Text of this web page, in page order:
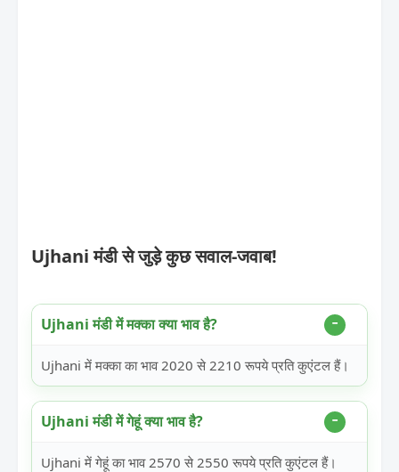
Ujhani मंडी से जुड़े कुछ सवाल-जवाब!
Ujhani मंडी में मक्का क्या भाव है?
Ujhani में मक्का का भाव 2020 से 2210 रूपये प्रति कुएंटल हैं।
Ujhani मंडी में गेहूं क्या भाव है?
Ujhani में गेहूं का भाव 2570 से 2550 रूपये प्रति कुएंटल हैं।